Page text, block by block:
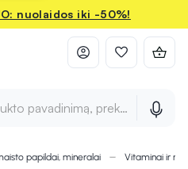
nuolaidos iki -50%!
pavadinimą, prekės ženklą ir
papildai, mineralai Vitaminai ir